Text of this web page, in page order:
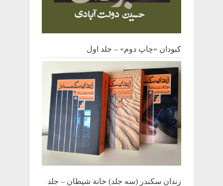
کبودان «چاپ دوم» – جلد اول
زندان سکندر (سه جلد) خانة شیطان – جلد